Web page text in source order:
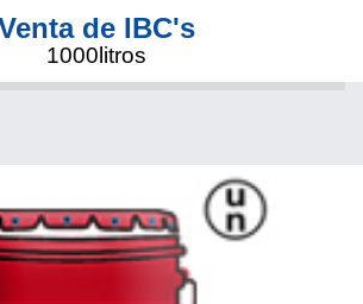
de IBC's
1000litros